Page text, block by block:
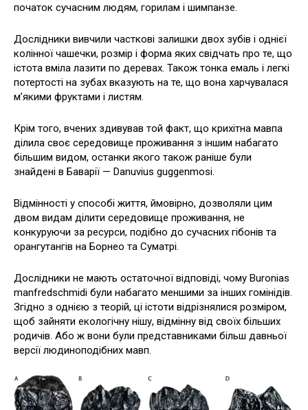
початок сучасним людям, горилам і шимпанзе.
Дослідники вивчили часткові залишки двох зубів і однієї
колінної чашечки, розмір і форма яких свідчать про те, що
істота вміла лазити по деревах. Також тонка емаль і легкі
потертості на зубах вказують на те, що вона харчувалася
м’якими фруктами і листям.
Крім того, вчених здивував той факт, що крихітна мавпа
ділила своє середовище проживання з іншим набагато
більшим видом, останки якого також раніше були
знайдені в Баварії — Danuvius guggenmosi.
Відмінності у способі життя, ймовірно, дозволяли цим
двом видам ділити середовище проживання, не
конкуруючи за ресурси, подібно до сучасних гібонів та
орангутангів на Борнео та Суматрі.
Дослідники не мають остаточної відповіді, чому Buronias
manfredschmidi були набагато меншими за інших гомінідів.
Згідно з однією з теорій, ці істоти відрізнялися розміром,
щоб зайняти екологічну нішу, відмінну від своїх більших
родичів. Або ж вони були представниками більш давньої
версії людиноподібних мавп.